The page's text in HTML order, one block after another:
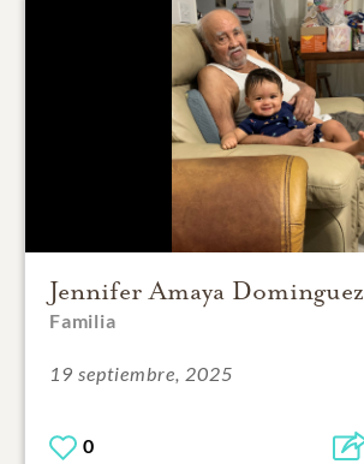
Jennifer Amaya Dominguez
Familia
19 septiembre, 2025
0